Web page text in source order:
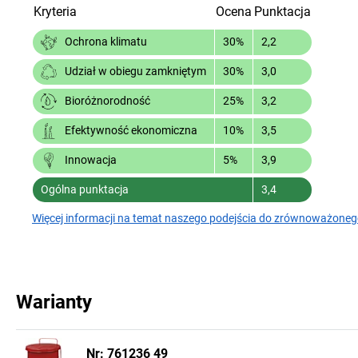
Kryteria Ocena Punktacja
Ochrona klimatu 30% 2,2
Udział w obiegu zamkniętym 30% 3,0
Bioróżnorodność 25% 3,2
Efektywność ekonomiczna 10% 3,5
Innowacja 5% 3,9
Ogólna punktacja 3,4
Więcej informacji na temat naszego podejścia do
Warianty
Nr: 761236 49